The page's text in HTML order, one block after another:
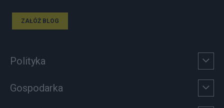
ZAŁÓŻ BLOG
Polityka
Gospodarka